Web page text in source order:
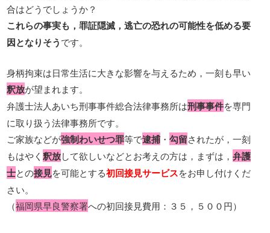
合はどうでしょうか？
これらの事実も，罪証隠滅，逃亡の恐れの可能性を低める要
因となりそうです。
身柄拘束は日常生活に大きな影響を与えるため，一刻も早い
釈放が望まれます。
弁護士法人あいち刑事事件総合法律事務所は刑事事件を専門
に取り扱う法律事務所です。
ご家族などが強制わいせつ罪等で逮捕・勾留されたが，一刻
もはやく釈放して欲しいなどとお考えの方は，まずは，弁護
士との接見を可能とする初回接見サービスをお申し付けくだ
さい。
（福岡県早良警察署への初回接見費用：３５，５００円）